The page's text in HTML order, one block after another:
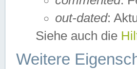
out-dated:
Siehe auch die
Weitere